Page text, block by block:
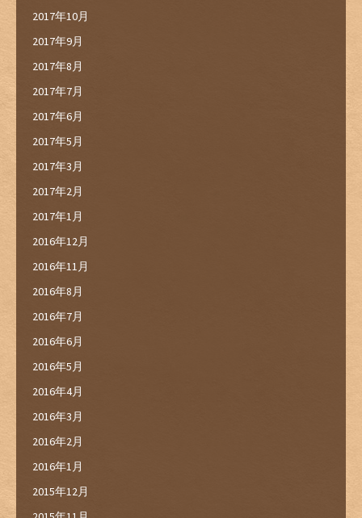
2017年10月
2017年9月
2017年8月
2017年7月
2017年6月
2017年5月
2017年3月
2017年2月
2017年1月
2016年12月
2016年11月
2016年8月
2016年7月
2016年6月
2016年5月
2016年4月
2016年3月
2016年2月
2016年1月
2015年12月